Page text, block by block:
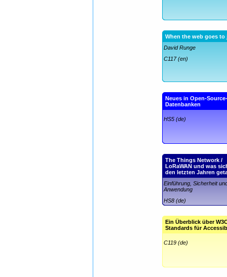
When the web goes to
David Runge
C117 (en)
Neues in Open-
Datenbanken
HS5 (de)
The Things Network /
LoRaWAN und was
den letzten Jahren
Einführung, Sicherheit
Anwendung
HS8 (de)
Ein Überblick über
Standards für
C119 (de)